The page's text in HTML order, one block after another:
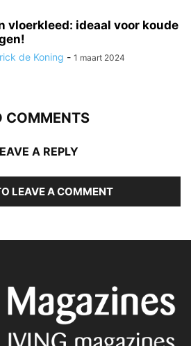
vloerkleed: ideaal voor koude
de Koning - 1 maart 2024
COMMENTS
A REPLY
LEAVE A COMMENT